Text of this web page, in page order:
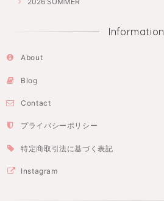
Information
About
Blog
Contact
プライバシーポリシー
特定商取引法に基づく表記
Instagram